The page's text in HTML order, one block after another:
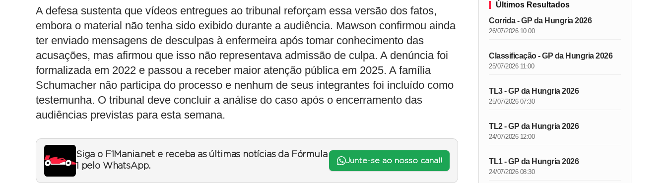
A defesa sustenta que vídeos entregues ao tribunal reforçam essa versão dos fatos,
embora o material não tenha sido exibido durante a audiência. Mawson confirmou ainda
ter enviado mensagens de desculpas à enfermeira após tomar conhecimento das
acusações, mas afirmou que isso não representava admissão de culpa. A denúncia foi
formalizada em 2022 e passou a receber maior atenção pública em 2025. A família
Schumacher não participa do processo e nenhum de seus integrantes foi incluído como
testemunha. O tribunal deve concluir a análise do caso após o encerramento das
audiências previstas para esta semana.
Siga o F1Mania.net e receba as últimas notícias da Fórmula
1 pelo WhatsApp.
Junte-se ao nosso canal!
Últimos Resultados
Corrida - GP da Hungria 2026
26/07/2026 10:00
Classificação - GP da Hungria 2026
25/07/2026 11:00
TL3 - GP da Hungria 2026
25/07/2026 07:30
TL2 - GP da Hungria 2026
24/07/2026 12:00
TL1 - GP da Hungria 2026
24/07/2026 08:30